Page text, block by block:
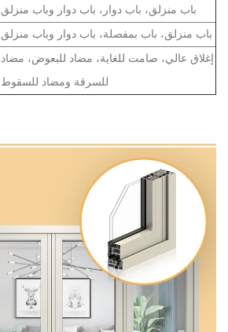
باب منزلق، باب دوار، باب دوار وباب منزلق
باب منزلق، باب بمفصلة، باب دوار وباب منزلق
إغلاق عالي، صامت للغاية، مضاد للبعوض، مضاد
للسرقة ومضاد للسقوط